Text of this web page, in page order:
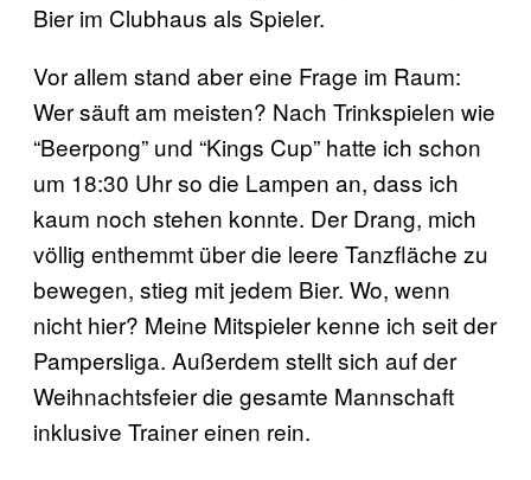
Bier im Clubhaus als Spieler.
Vor allem stand aber eine Frage im Raum:
Wer säuft am meisten? Nach Trinkspielen wie
“Beerpong” und “Kings Cup” hatte ich schon
um 18:30 Uhr so die Lampen an, dass ich
kaum noch stehen konnte. Der Drang, mich
völlig enthemmt über die leere Tanzfläche zu
bewegen, stieg mit jedem Bier. Wo, wenn
nicht hier? Meine Mitspieler kenne ich seit der
Pampersliga. Außerdem stellt sich auf der
Weihnachtsfeier die gesamte Mannschaft
inklusive Trainer einen rein.